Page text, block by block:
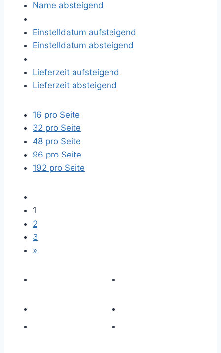
Name absteigend
Einstelldatum aufsteigend
Einstelldatum absteigend
Lieferzeit aufsteigend
Lieferzeit absteigend
16 pro Seite
32 pro Seite
48 pro Seite
96 pro Seite
192 pro Seite
1
2
3
»